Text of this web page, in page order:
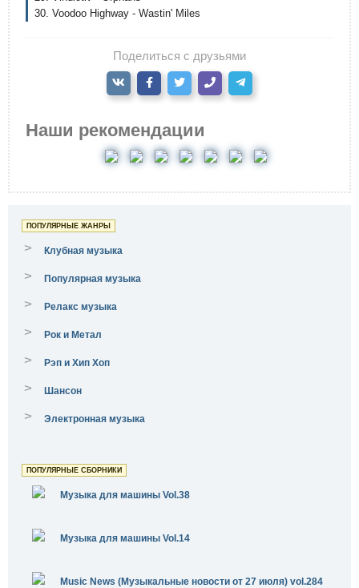
30. Voodoo Highway - Wastin' Miles
Поделиться с друзьями
Наши рекомендации
ПОПУЛЯРНЫЕ ЖАНРЫ
> Клубная музыка
> Популярная музыка
> Релакс музыка
> Рок и Метал
> Рэп и Хип Хоп
> Шансон
> Электронная музыка
ПОПУЛЯРНЫЕ СБОРНИКИ
Музыка для машины Vol.38
Музыка для машины Vol.14
Music News (Музыкальные новости от 27 июля) vol.284